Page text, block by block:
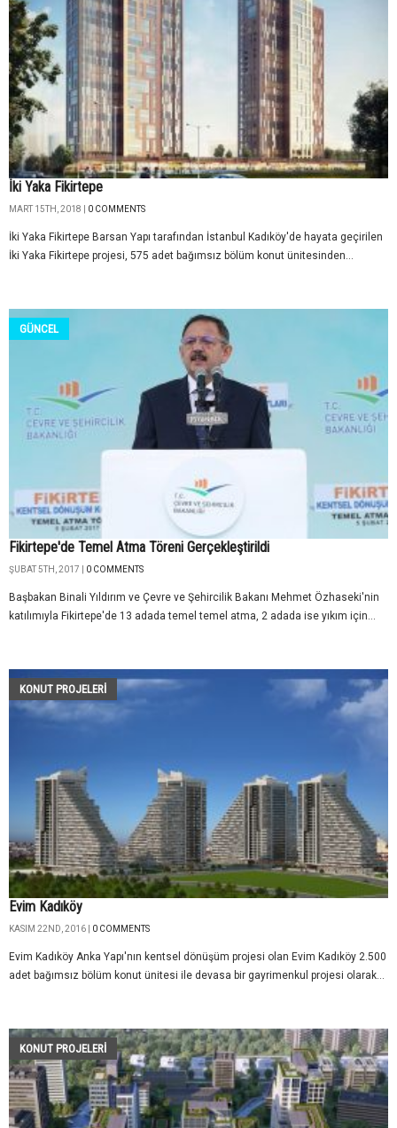
İki Yaka Fikirtepe
MART 15TH, 2018 | 0 COMMENTS
İki Yaka Fikirtepe Barsan Yapı tarafından İstanbul Kadıköy'de hayata geçirilen
İki Yaka Fikirtepe projesi, 575 adet bağımsız bölüm konut ünitesinden...
GÜNCEL
Fikirtepe'de Temel Atma Töreni Gerçekleştirildi
ŞUBAT 5TH, 2017 | 0 COMMENTS
Başbakan Binali Yıldırım ve Çevre ve Şehircilik Bakanı Mehmet Özhaseki'nin
katılımıyla Fikirtepe'de 13 adada temel temel atma, 2 adada ise yıkım için...
KONUT PROJELERI
Evim Kadıköy
KASIM 22ND, 2016 | 0 COMMENTS
Evim Kadıköy Anka Yapı'nın kentsel dönüşüm projesi olan Evim Kadıköy 2.500
adet bağımsız bölüm konut ünitesi ile devasa bir gayrimenkul projesi olarak...
KONUT PROJELERI